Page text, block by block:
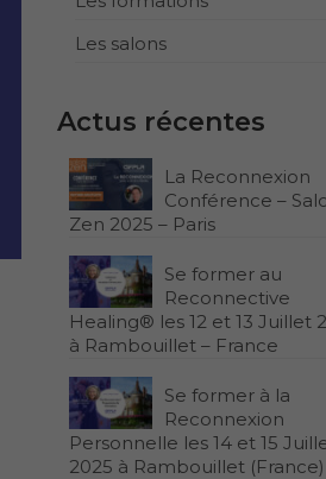
Les salons
Actus récentes
La Reconnexion
Conférence –
Zen 2025 – Paris
Se former au
Reconnective
Healing® les 12 et 13 Juillet
à Rambouillet – France
Se former à la
Reconnexion
Personnelle les 14 et 15
2025 à Rambouillet (France)